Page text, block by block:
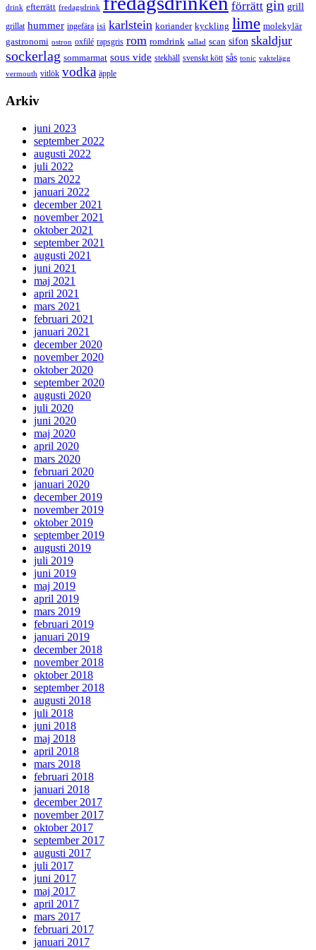
drink efterrätt fredagsdrink förrätt gin grill
grillat hummer ingefära isi karlstein koriander kyckling lime molekylär
gastronomi ostron oxfilé rapsgris rom romdrink sallad scan sifon skaldjur
sockerlag sommarmat sous vide stekhäll svenskt kött sås tonic vaktelägg
vermouth vitlök vodka äpple
Arkiv
juni 2023
september 2022
augusti 2022
juli 2022
mars 2022
januari 2022
december 2021
november 2021
oktober 2021
september 2021
augusti 2021
juni 2021
maj 2021
april 2021
mars 2021
februari 2021
januari 2021
december 2020
november 2020
oktober 2020
september 2020
augusti 2020
juli 2020
juni 2020
maj 2020
april 2020
mars 2020
februari 2020
januari 2020
december 2019
november 2019
oktober 2019
september 2019
augusti 2019
juli 2019
juni 2019
maj 2019
april 2019
mars 2019
februari 2019
januari 2019
december 2018
november 2018
oktober 2018
september 2018
augusti 2018
juli 2018
juni 2018
maj 2018
april 2018
mars 2018
februari 2018
januari 2018
december 2017
november 2017
oktober 2017
september 2017
augusti 2017
juli 2017
juni 2017
maj 2017
april 2017
mars 2017
februari 2017
januari 2017